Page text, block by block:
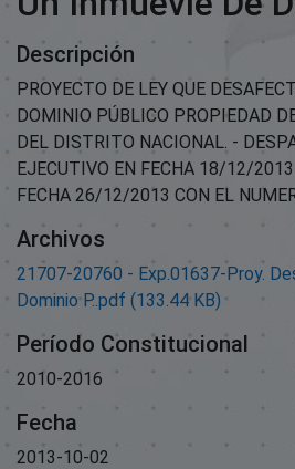
Descripción
PROYECTO DE LEY QUE
DOMINIO PÚBLICO PROPIEDAD
DEL DISTRITO NACIONAL. -
EJECUTIVO EN FECHA 18/12/
FECHA 26/12/2013 CON EL
Archivos
21707-20760 - Exp.01637-Proy.
Dominio P..pdf (133.44 KB)
Período Constitucional
2010-2016
Fecha
2013-10-02